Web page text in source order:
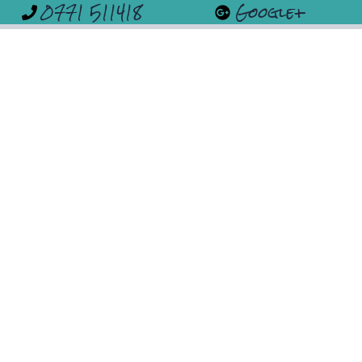
0771 511418 Google+